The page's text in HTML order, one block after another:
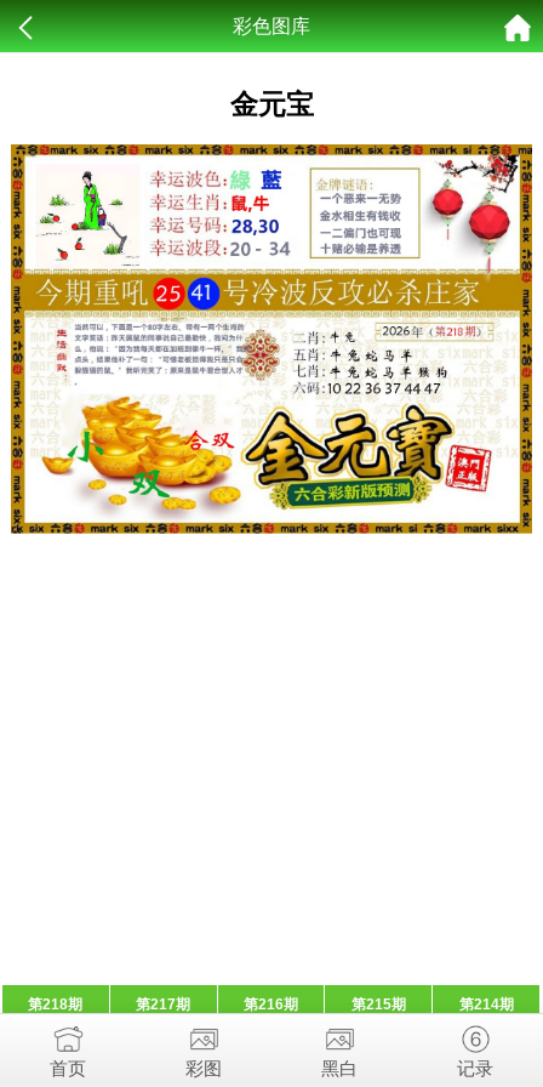
彩色图库
金元宝
第218期 第217期 第216期 第215期 第214期
首页 彩图 黑白 记录